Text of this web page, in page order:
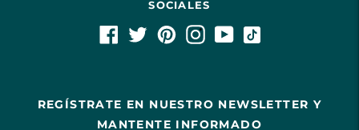
SOCIALES
REGÍSTRATE EN NUESTRO NEWSLETTER Y
MANTENTE INFORMADO